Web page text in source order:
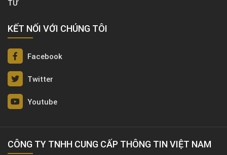
TỬ
KẾT NỐI VỚI CHÚNG TÔI
Facebook
Twitter
Youtube
CÔNG TY TNHH CUNG CẤP THÔNG TIN VIỆT NAM